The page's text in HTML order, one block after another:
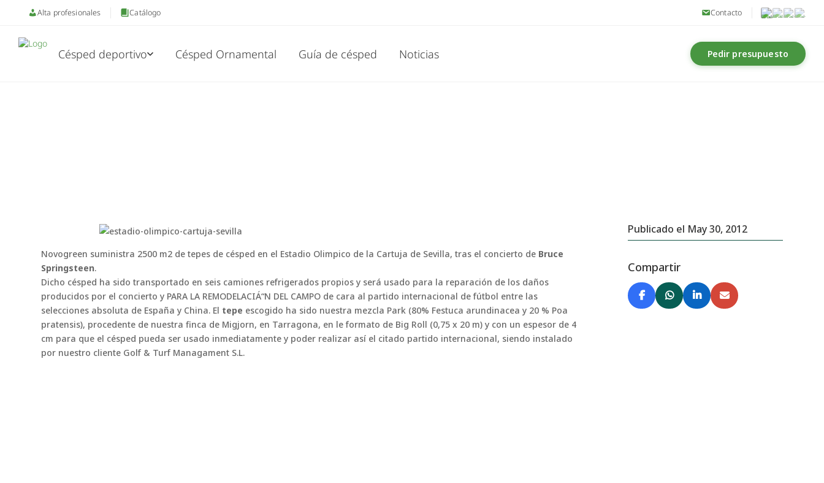
Alta profesionales Catálogo Contacto
Césped deportivo Césped Ornamental Guía de césped Noticias Pedir presupuesto
Novogreen suministra 2500 m2 de tepes de césped en el Estadio Olimpico de la Cartuja de Sevilla, tras el concierto de Bruce
Springsteen.
Dicho césped ha sido transportado en seis camiones refrigerados propios y será usado para la reparación de los daños
producidos por el concierto y PARA LA REMODELACIÁ“N DEL CAMPO de cara al partido internacional de fútbol entre las
selecciones absoluta de España y China. El tepe escogido ha sido nuestra mezcla Park (80% Festuca arundinacea y 20 % Poa
pratensis), procedente de nuestra finca de Migjorn, en Tarragona, en le formato de Big Roll (0,75 x 20 m) y con un espesor de 4
cm para que el césped pueda ser usado inmediatamente y poder realizar así el citado partido internacional, siendo instalado
por nuestro cliente Golf & Turf Managament S.L.
Publicado el May 30, 2012
Compartir